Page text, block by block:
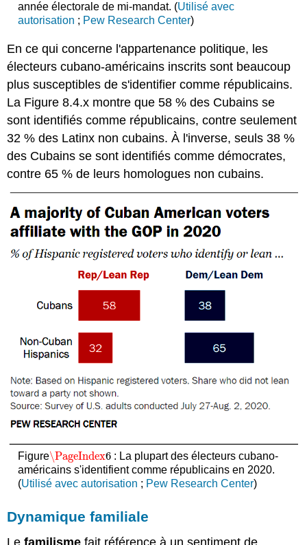
année électorale de mi-mandat. (Utilisé avec
autorisation ; Pew Research Center)
En ce qui concerne l'appartenance politique, les
électeurs cubano-américains inscrits sont beaucoup
plus susceptibles de s'identifier comme républicains.
La Figure 8.4.x montre que 58 % des Cubains se
sont identifiés comme républicains, contre seulement
32 % des Latinx non cubains. À l'inverse, seuls 38 %
des Cubains se sont identifiés comme démocrates,
contre 65 % de leurs homologues non cubains.
Figure\PageIndex6
\PageIndex6 : La plupart des électeurs cubano-
américains s'identifient comme républicains en 2020.
(Utilisé avec autorisation ; Pew Research Center)
Dynamique familiale